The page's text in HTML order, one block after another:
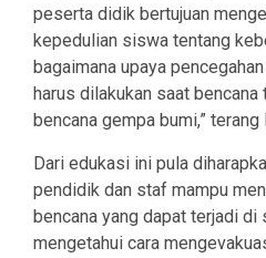
peserta didik bertujuan
kepedulian siswa tentang
bagaimana upaya
harus dilakukan saat
bencana gempa bumi,” terang
Dari edukasi ini pula
pendidik dan staf mampu
bencana yang dapat terjadi
mengetahui cara